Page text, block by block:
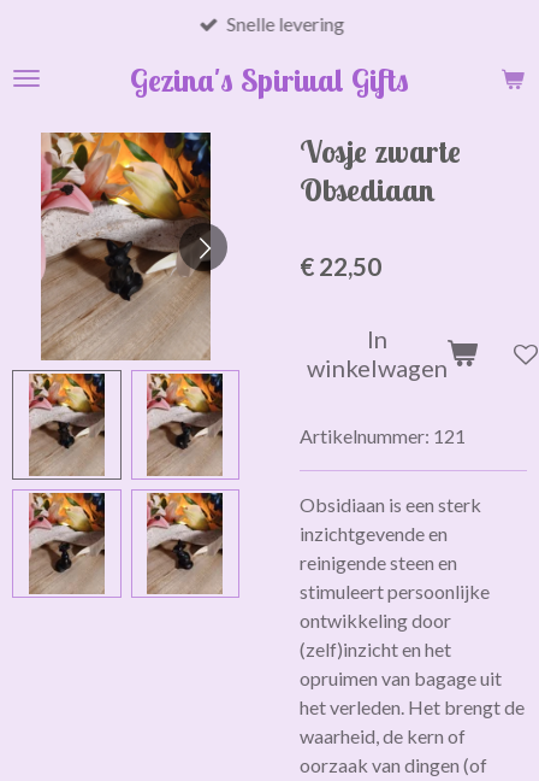
naar
hoofdinhoud
Gezina's Spiriual Gifts
Snelle levering
Vosje zwarte
Obsediaan
€ 22,50
In
winkelwagen
Artikelnummer: 121
Obsidiaan is een sterk
inzichtgevende en
reinigende steen en
stimuleert persoonlijke
ontwikkeling door
(zelf)inzicht en het
opruimen van bagage uit
het verleden. Het brengt de
waarheid, de kern of
oorzaak van dingen (of